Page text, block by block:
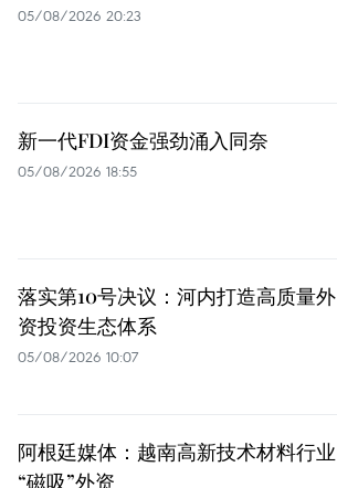
05/08/2026 20:23
新一代FDI资金强劲涌入同奈
05/08/2026 18:55
落实第10号决议：河内打造高质量外
资投资生态体系
05/08/2026 10:07
阿根廷媒体：越南高新技术材料行业
“磁吸”外资